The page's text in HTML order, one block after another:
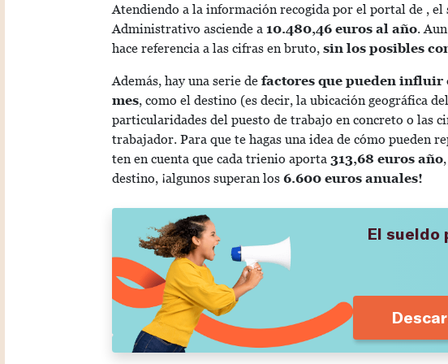
Atendiendo a la información recogida por el portal de , el
Administrativo asciende a 10.480,46 euros al año.
hace referencia a las cifras en bruto, sin los posibles
Además, hay una serie de factores que pueden influir
mes, como el destino (es decir, la ubicación geográfica
particularidades del puesto de trabajo en concreto o las
trabajador. Para que te hagas una idea de cómo pueden
ten en cuenta que cada trienio aporta 313,68 euros año
destino, ¡algunos superan los 6.600 euros anuales!
El sueldo